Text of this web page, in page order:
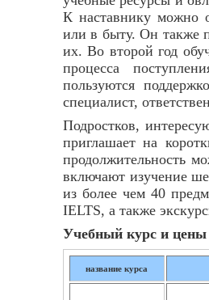
К наставнику можно
или в быту. Он также
их. Во второй год
процесса
пользуются
специалист,
Подростков,
приглашает на
продолжительность
включают изучение
из более чем 40
IELTS, а также
Учебный курс и цены
название курса